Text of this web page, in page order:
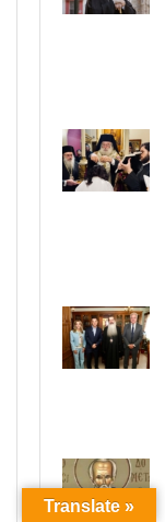
Translate »